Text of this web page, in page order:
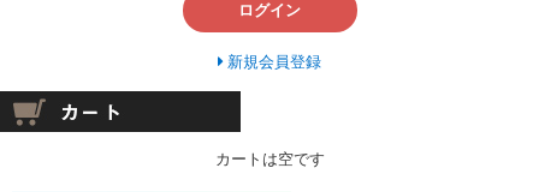
ログイン
新規会員登録
カートは空です